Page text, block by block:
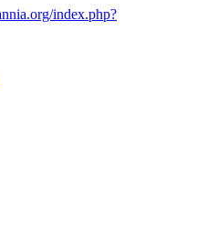
index.php?